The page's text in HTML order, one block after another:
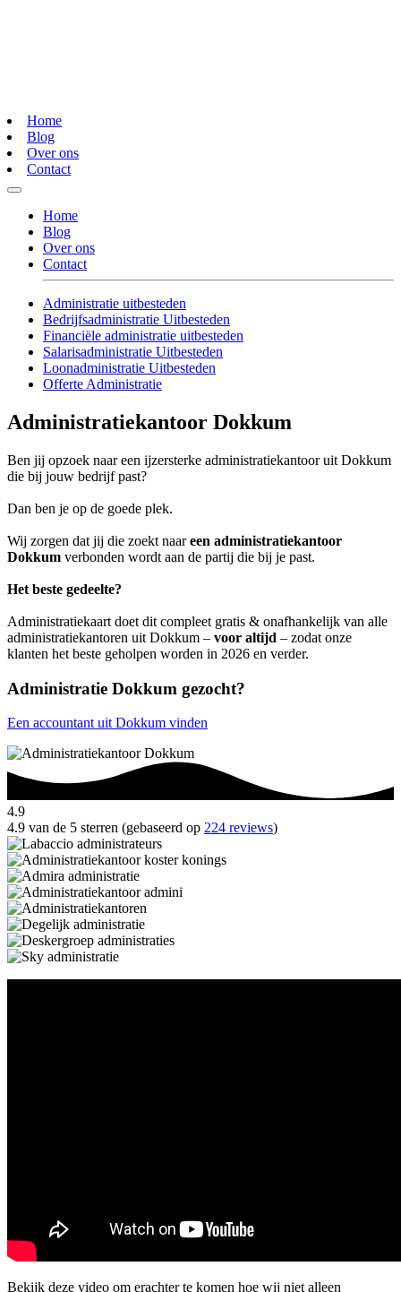
Home
Blog
Over ons
Contact
Home
Blog
Over ons
Contact
Administratie uitbesteden
Bedrijfsadministratie Uitbesteden
Financiële administratie uitbesteden
Salarisadministratie Uitbesteden
Loonadministratie Uitbesteden
Offerte Administratie
Administratiekantoor Dokkum
Ben jij opzoek naar een ijzersterke administratiekantoor uit Dokkum
die bij jouw bedrijf past?
Dan ben je op de goede plek.
Wij zorgen dat jij die zoekt naareen administratiekantoor
Dokkum verbonden wordt aan de partij die bij je past.
Het beste gedeelte?
Administratiekaart doet dit compleet gratis & onafhankelijk van alle
administratiekantoren uit Dokkum – voor altijd – zodat onze
klanten het beste geholpen worden in 2026 en verder.
Administratie Dokkum gezocht?
Een accountant uit Dokkum vinden
4.9
4.9 van de 5 sterren (gebaseerd op 224 reviews)
Bekijk deze video om erachter te komen hoe wij niet alleen